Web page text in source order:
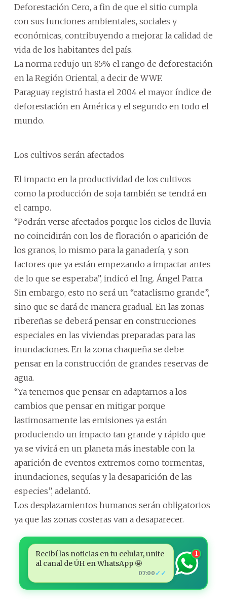
Deforestación Cero, a fin de que el sitio cumpla
con sus funciones ambientales, sociales y
económicas, contribuyendo a mejorar la calidad de
vida de los habitantes del país.
La norma redujo un 85% el rango de deforestación
en la Región Oriental, a decir de WWF.
Paraguay registró hasta el 2004 el mayor índice de
deforestación en América y el segundo en todo el
mundo.
Los cultivos serán afectados
El impacto en la productividad de los cultivos
como la producción de soja también se tendrá en
el campo.
“Podrán verse afectados porque los ciclos de lluvia
no coincidirán con los de floración o aparición de
los granos, lo mismo para la ganadería, y son
factores que ya están empezando a impactar antes
de lo que se esperaba”, indicó el Ing. Ángel Parra.
Sin embargo, esto no será un “cataclismo grande”,
sino que se dará de manera gradual. En las zonas
ribereñas se deberá pensar en construcciones
especiales en las viviendas preparadas para las
inundaciones. En la zona chaqueña se debe
pensar en la construcción de grandes reservas de
agua.
“Ya tenemos que pensar en adaptarnos a los
cambios que pensar en mitigar porque
lastimosamente las emisiones ya están
produciendo un impacto tan grande y rápido que
ya se vivirá en un planeta más inestable con la
aparición de eventos extremos como tormentas,
inundaciones, sequías y la desaparición de las
especies”, adelantó.
Los desplazamientos humanos serán obligatorios
ya que las zonas costeras van a desaparecer.
Recibí las noticias en tu celular, unite
al canal de ÚH en WhatsApp 🤩
07:00 ✓✓
1